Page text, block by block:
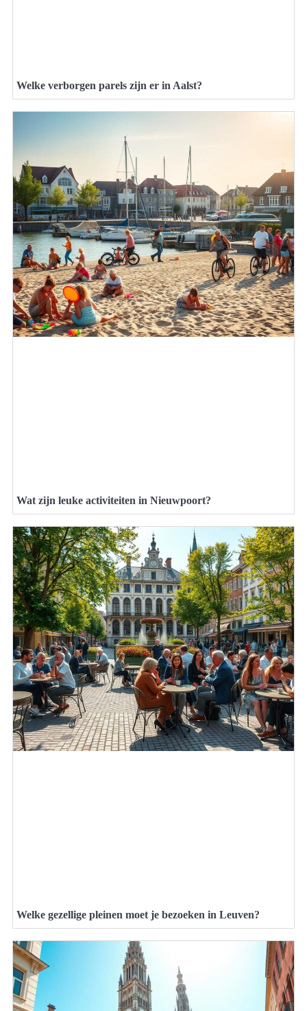
Welke verborgen parels zijn er in Aalst?
Wat zijn leuke activiteiten in Nieuwpoort?
Welke gezellige pleinen moet je bezoeken in Leuven?